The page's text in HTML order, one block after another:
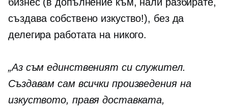
създава собствено изкуство!), без да
делегира работата на никого.
„Аз съм единственият си служител.
Създавам сам всички произведения на
изкуството, правя доставката,